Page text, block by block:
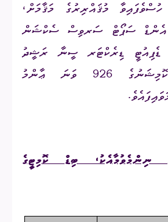
މުޤައްރިރުގެ މަޤާމަށް،
ސަޕޯޓް ސަރވިސް ސެކްޝަން
ޑެޕިއުޓީ ޑިރެކްޓަރ ސީނާ ރަޝީދު
926 ވަނަ ޢާންމު
ބިޑް ކޮމިޓީގެ